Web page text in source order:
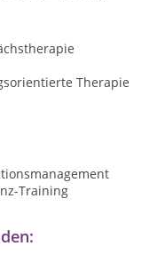
Therapie
Training